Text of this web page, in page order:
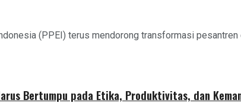
(PPEI) terus mendorong transformasi
Bertumpu pada Etika, Produktivitas, dan